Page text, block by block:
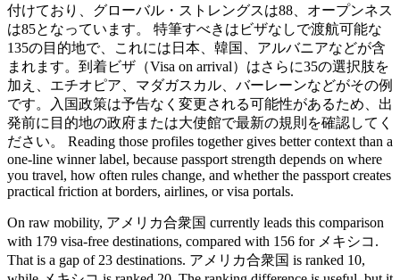
付けており、グローバル・ストレングスは88、オープンネス
は85となっています。 特筆すべきはビザなしで渡航可能な
135の目的地で、これには日本、韓国、アルバニアなどが含
まれます。到着ビザ（Visa on arrival）はさらに35の選択肢を
加え、エチオピア、マダガスカル、バーレーンなどがその例
です。入国政策は予告なく変更される可能性があるため、出
発前に目的地の政府または大使館で最新の規則を確認してく
ださい。 Reading those profiles together gives better context than a
one-line winner label, because passport strength depends on where
you travel, how often rules change, and whether the passport creates
practical friction at borders, airlines, or visa portals.
On raw mobility, アメリカ合衆国 currently leads this comparison
with 179 visa-free destinations, compared with 156 for メキシコ.
That is a gap of 23 destinations. アメリカ合衆国 is ranked 10,